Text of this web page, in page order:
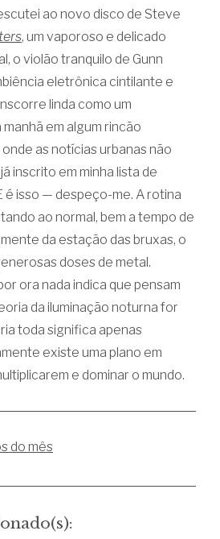
ao novo disco de Steve
, um vaporoso e delicado
o violão tranquilo de Gunn
eletrônica cintilante e
linda como um
em algum rincão
as notícias urbanas não
inscrito em minha lista de
é isso — despeço-me. A rotina
ao normal, bem a tempo de
da estação das bruxas, o
doses de metal.
ora nada indica que pensam
da iluminação noturna for
toda significa apenas
existe uma plano em
e dominar o mundo.
do mês